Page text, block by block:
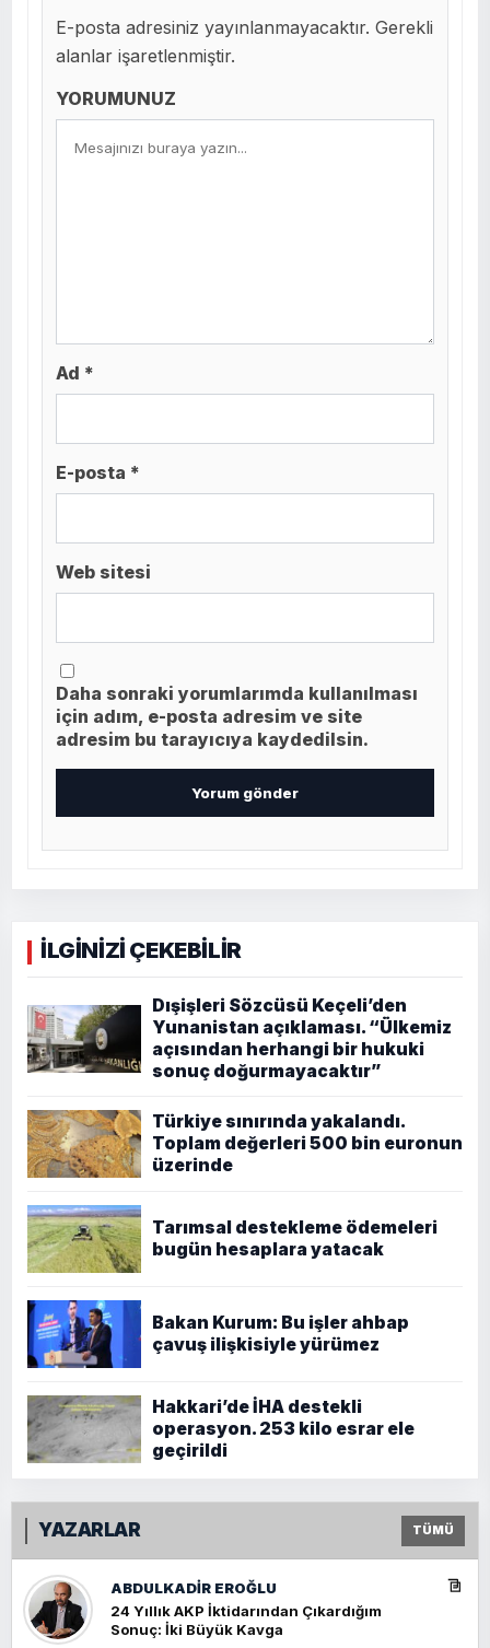
E-posta adresiniz yayınlanmayacaktır. Gerekli
alanlar işaretlenmiştir.
YORUMUNUZ
Ad *
E-posta *
Web sitesi
Daha sonraki yorumlarımda kullanılması
için adım, e-posta adresim ve site
adresim bu tarayıcıya kaydedilsin.
İLGİNİZİ ÇEKEBİLİR
Dışişleri Sözcüsü Keçeli’den
Yunanistan açıklaması. “Ülkemiz
açısından herhangi bir hukuki
sonuç doğurmayacaktır”
Türkiye sınırında yakalandı.
Toplam değerleri 500 bin euronun
üzerinde
Tarımsal destekleme ödemeleri
bugün hesaplara yatacak
Bakan Kurum: Bu işler ahbap
çavuş ilişkisiyle yürümez
Hakkari’de İHA destekli
operasyon. 253 kilo esrar ele
geçirildi
YAZARLAR TÜMÜ
ABDULKADIR EROĞLU
24 Yıllık AKP İktidarından Çıkardığım
Sonuç: İki Büyük Kavga